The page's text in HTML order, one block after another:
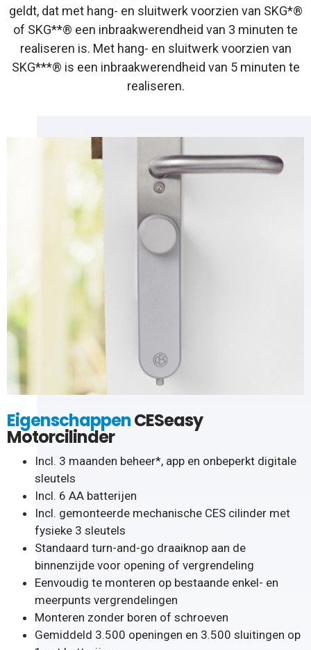
geldt, dat met hang- en sluitwerk voorzien van SKG*®
of SKG**® een inbraakwerendheid van 3 minuten te
realiseren is. Met hang- en sluitwerk voorzien van
SKG***® is een inbraakwerendheid van 5 minuten te
realiseren.
EigenschappenCESeasy
Motorcilinder
Incl. 3 maanden beheer*, app en onbeperkt digitale
sleutels
Incl. 6 AA batterijen
Incl. gemonteerde mechanische CES cilinder met
fysieke 3 sleutels
Standaard turn-and-go draaiknop aan de
binnenzijde voor opening of vergrendeling
Eenvoudig te monteren op bestaande enkel- en
meerpunts vergrendelingen
Monteren zonder boren of schroeven
Gemiddeld 3.500 openingen en 3.500 sluitingen op